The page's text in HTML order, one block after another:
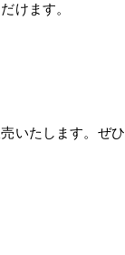
けます。
いたします。ぜひ